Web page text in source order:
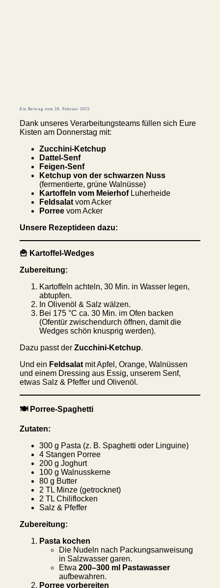
Ein Beitrag vom 28. Februar 2025
Dank unseres Verarbeitungsteams füllen sich Eure
Kisten am Donnerstag mit:
Zucchini-Ketchup
Dattel-Senf
Feigen-Senf
Ketchup von der schwarzen Nuss
(fermentierte, grüne Walnüsse)
Kartoffeln vom MeierhofLuherheide
Feldsalat vom Acker
Porree vom Acker
Unsere Rezeptideen dazu:
🍟 Kartoffel-Wedges
Zubereitung:
Kartoffeln achteln, 30 Min. in Wasser legen,
abtupfen.
In Olivenöl & Salz wälzen.
Bei 175 °C ca. 30 Min. im Ofen backen
(Ofentür zwischendurch öffnen, damit die
Wedges schön knusprig werden).
Dazu passt der Zucchini-Ketchup.
Und ein Feldsalat mit Apfel, Orange, Walnüssen
und einem Dressing aus Essig, unserem Senf,
etwas Salz & Pfeffer und Olivenöl.
🍽️ Porree-Spaghetti
Zutaten:
300 g Pasta (z. B. Spaghetti oder Linguine)
4 Stangen Porree
200 g Joghurt
100 g Walnusskerne
80 g Butter
2 TL Minze (getrocknet)
2 TL Chiliflocken
Salz & Pfeffer
Zubereitung:
Pasta kochen
Die Nudeln nach Packungsanweisung
in Salzwasser garen.
Etwa 200–300 ml Pastawasser
aufbewahren.
Porree vorbereiten